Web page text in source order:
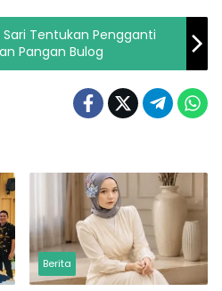
Tentukan Pengganti
Pangan Bulog
Berita